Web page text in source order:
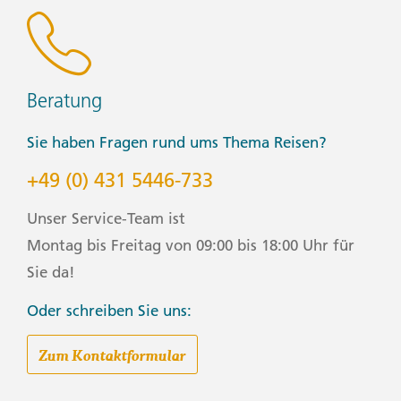
- Schloss Achilleion, Museum und Garten (10EUR pro
Person)
- Archäologisches Museum (3EUR pro Person)
- Tempel der Artemis (Gratis)
Start / Finish
Corfu nach Athens
ein Getränk, Athens
Dein First-Night-Out-Moment: Begegne neuen
Dein Welcome-Moment: Anreise und
Begrüßungstreffen
Dein Big-Night-Out-Moment: Einen draufmachen,
Athens. Sunset Corfu Achilleion Trail Hike. Meteora
Beratung
Sie haben Fragen rund ums Thema Reisen?
+49 (0) 431 5446-733
Unser Service-Team ist
Montag bis Freitag von 09:00 bis 18:00 Uhr für
Sie da!
Oder schreiben Sie uns:
Zum Kontaktformular